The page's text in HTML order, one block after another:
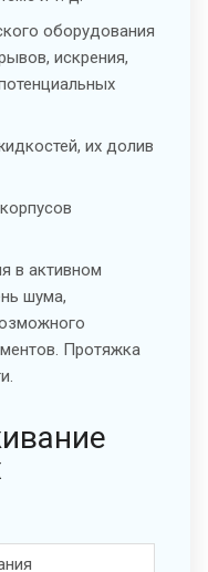
оборудования
искрения,
их долив
в активном
шума,
Протяжка